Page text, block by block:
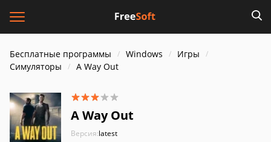
Бесплатные программы Windows
Игры
Симуляторы
A Way Out
A Way Out
Версия:latest